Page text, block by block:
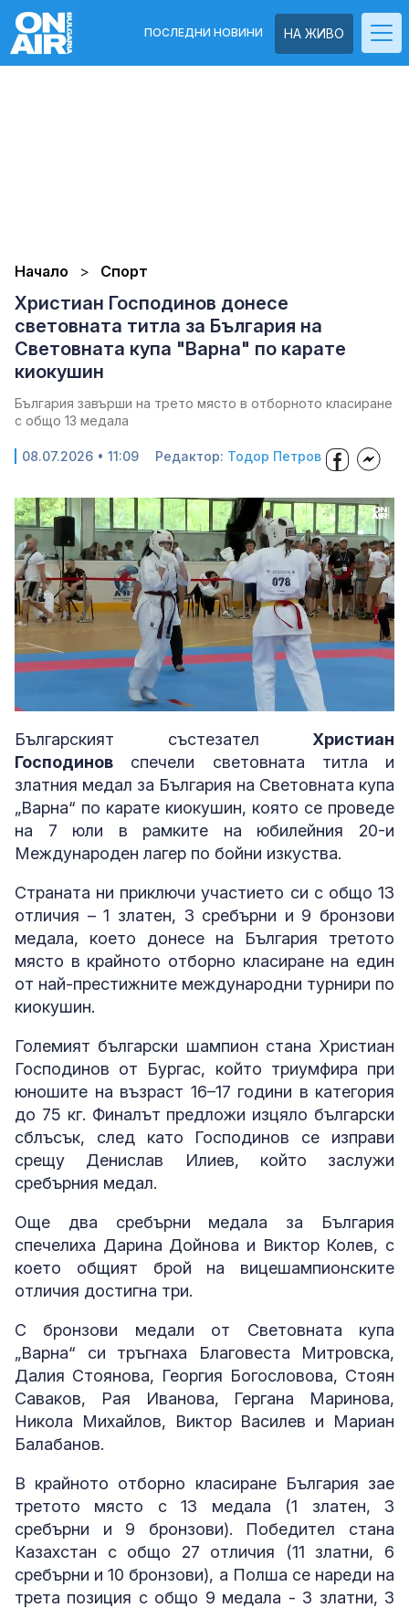
НА ЖИВО
ПОСЛЕДНИ НОВИНИ
Начало Спорт
Христиaн Господинов донесе
световната титла за България на
Световната купа "Варна" по карате
киокушин
България завърши на трето място в отборното класиране
с общо 13 медала
08.07.2026 • 11:09 Редактор: Тодор Петров
Loaded
75.57%
Българският състезател Христиaн
Господинов спечели световната титла и
златния медал за България на Световната купа
„Варна“ по карате киокушин, която се проведе
на 7 юли в рамките на юбилейния 20-и
Международен лагер по бойни изкуства.
Страната ни приключи участието си с общо 13
отличия – 1 златен, 3 сребърни и 9 бронзови
медала, което донесе на България третото
място в крайното отборно класиране на един
от най-престижните международни турнири по
киокушин.
Големият български шампион стана Христиан
Господинов от Бургас, който триумфира при
юношите на възраст 16–17 години в категория
до 75 кг. Финалът предложи изцяло български
сблъсък, след като Господинов се изправи
срещу Денислав Илиев, който заслужи
сребърния медал.
Още два сребърни медала за България
спечелиха Дарина Дойнова и Виктор Колев, с
което общият брой на вицешампионските
отличия достигна три.
С бронзови медали от Световната купа
„Варна“ си тръгнаха Благовеста Митровска,
Далия Стоянова, Георгия Богословова, Стоян
Саваков, Рая Иванова, Гергана Маринова,
Никола Михайлов, Виктор Василев и Мариан
Балабанов.
В крайното отборно класиране България зае
третото място с 13 медала (1 златен, 3
сребърни и 9 бронзови). Победител стана
Казахстан с общо 27 отличия (11 златни, 6
сребърни и 10 бронзови), а Полша се нареди на
трета позиция с общо 9 медала - 3 златни, 3